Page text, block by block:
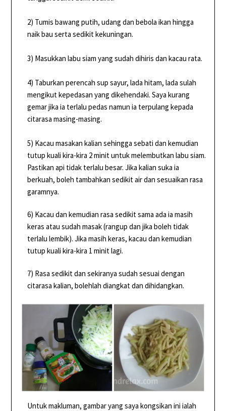
2) Tumis bawang putih, udang dan bebola ikan hingga
naik bau serta sedikit kekuningan.
3) Masukkan labu siam yang sudah dihiris dan kacau rata.
4) Taburkan perencah sup sayur, lada hitam, lada sulah
mengikut kepedasan yang dikehendaki. Saya kurang
gemar jika ia terlalu pedas namun ia terpulang kepada
citarasa masing-masing.
5) Kacau masakan kalian sehingga sebati dan kemudian
tutup kuali kira-kira 2 minit untuk melembutkan labu siam.
Pastikan api tidak terlalu besar. Jika kalian suka ia
berkuah, boleh tambahkan sedikit air dan sesuaikan rasa
garamnya.
6) Kacau dan kemudian rasa sedikit sama ada ia masih
keras atau sudah masak (rangup dan jika boleh tidak
terlalu lembik). Jika masih keras, kacau dan kemudian
tutup kuali kira-kira 1 minit lagi.
7) Rasa sedikit dan sekiranya sudah sesuai dengan
citarasa kalian, bolehlah diangkat dan dihidangkan.
Untuk makluman, gambar yang saya kongsikan ini ialah